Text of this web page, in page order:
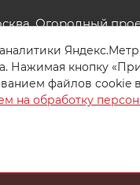
Огородный
Нажимая кнопку
файлов cookie
на обработку